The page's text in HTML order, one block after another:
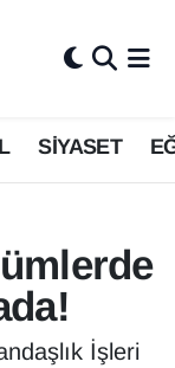
SİYASET
İşleri